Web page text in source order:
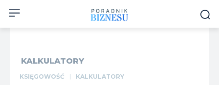
KALKULATORY
KSIĘGOWOŚĆ KALKULATORY